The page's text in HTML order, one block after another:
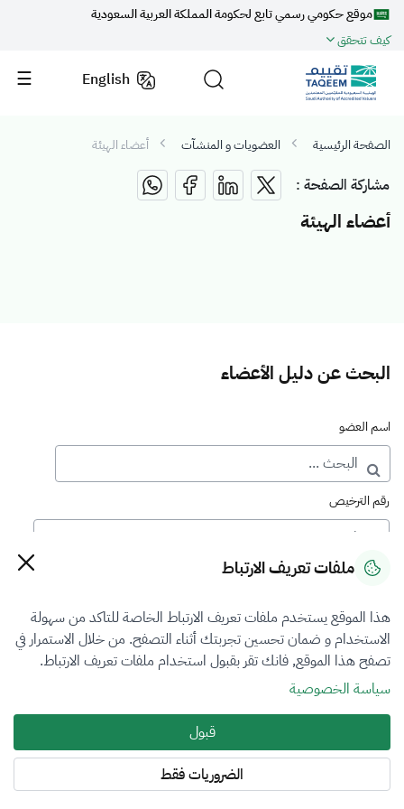
موقع حكومي رسمي تابع لحكومة المملكة العربية السعودية
كيف تتحقق
English
الصفحة الرئيسية العضويات و المنشآت أعضاء الهيئة
مشاركة الصفحة :
أعضاء الهيئة
البحث عن دليل الأعضاء
اسم العضو
رقم الترخيص
رقم العضوية
فرع التقييم
المنشآت الاقتصادية
نوع العضوية
منتسب
المنطقة
ملفات تعريف الارتباط
هذا الموقع يستخدم ملفات تعريف الارتباط الخاصة للتاكد من سهولة
الاستخدام و ضمان تحسين تجربتك أثناء التصفح. من خلال الاستمرار في
تصفح هذا الموقع, فانك تقر بقبول استخدام ملفات تعريف الارتباط.
سياسة الخصوصية
قبول
الضروريات فقط